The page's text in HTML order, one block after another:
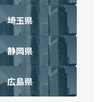
埼玉県
静岡県
広島県